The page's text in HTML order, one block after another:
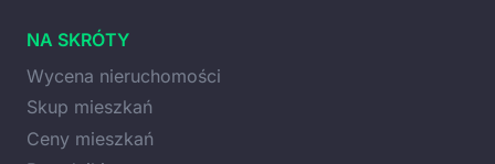
NA SKRÓTY
Wycena nieruchomości
Skup mieszkań
Ceny mieszkań